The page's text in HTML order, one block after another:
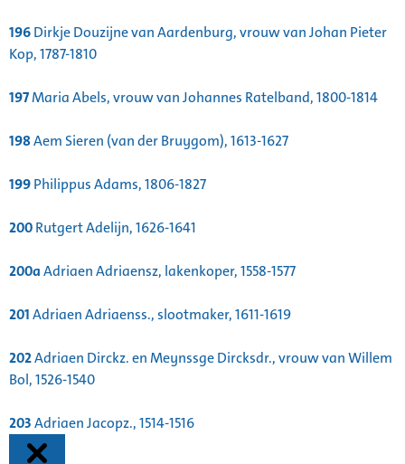
196Dirkje Douzijne van Aardenburg, vrouw van Johan Pieter
Kop, 1787-1810
197Maria Abels, vrouw van Johannes Ratelband, 1800-1814
198Aem Sieren (van der Bruygom), 1613-1627
199Philippus Adams, 1806-1827
200Rutgert Adelijn, 1626-1641
200aAdriaen Adriaensz, lakenkoper, 1558-1577
201Adriaen Adriaenss., slootmaker, 1611-1619
202Adriaen Dirckz. en Meynssge Dircksdr., vrouw van Willem
Bol, 1526-1540
203Adriaen Jacopz., 1514-1516